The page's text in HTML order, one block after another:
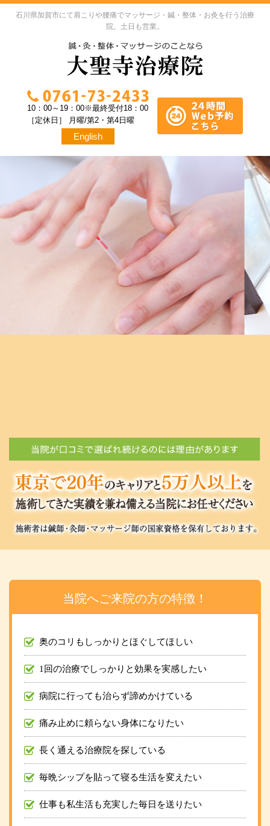
石川県加賀市にて肩こりや腰痛でマッサージ・鍼・整体・お灸を行う治療
院。土日も営業。
10：00～19：00※最終受付18：00
［定休日］ 月曜/第2・第4日曜
English
当院へご来院の方の特徴！
奥のコリもしっかりとほぐしてほしい
1回の治療でしっかりと効果を実感したい
病院に行っても治らず諦めかけている
痛み止めに頼らない身体になりたい
長く通える治療院を探している
毎晩シップを貼って寝る生活を変えたい
仕事も私生活も充実した毎日を送りたい